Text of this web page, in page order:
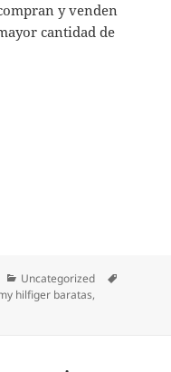
y venden
cantidad de
Categorías
Uncategorized
hilfiger baratas,